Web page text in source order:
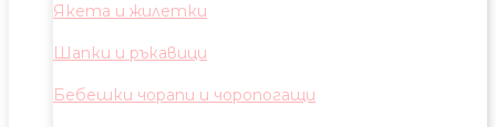
Якета и жилетки
Шапки и ръкавици
Бебешки чорапи и чоропогащи